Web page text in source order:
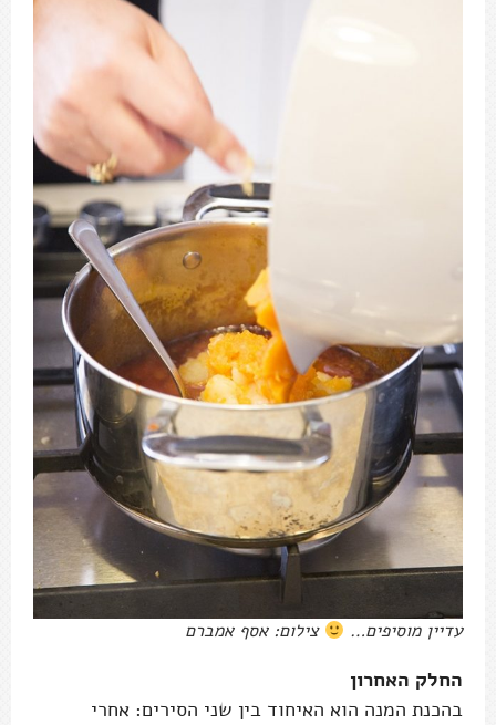
עדיין מוסיפים… צילום: אסף אמברם
החלק האחרון
בהכנת המנה הוא האיחוד בין שני הסירים: אחרי